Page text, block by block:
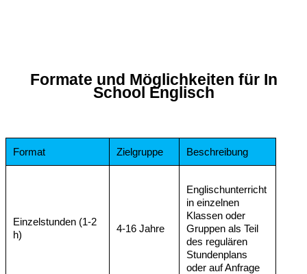
Formate und Möglichkeiten für In
School Englisch
Format Zielgruppe Beschreibung
Einzelstunden (1-2
h)
4-16 Jahre
Englischunterricht
in einzelnen
Klassen oder
Gruppen als Teil
des regulären
Stundenplans
oder auf Anfrage